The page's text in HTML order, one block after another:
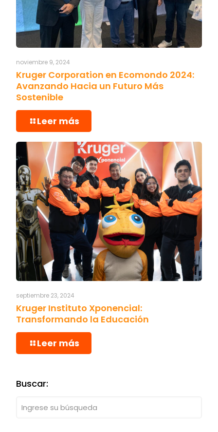
noviembre 9, 2024
Kruger Corporation en Ecomondo 2024:
Avanzando Hacia un Futuro Más
Sostenible
Leer más
septiembre 23, 2024
Kruger Instituto Xponencial:
Transformando la Educación
Leer más
Buscar: